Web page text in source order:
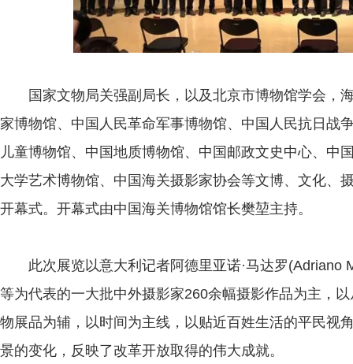
国家文物局关强副局长，以及北京市博物馆学会，
家博物馆、中国人民革命军事博物馆、中国人民抗日战
儿童博物馆、中国地质博物馆、中国邮政文史中心、中
大学艺术博物馆、中国海关摄影家协会等文博、文化、
开幕式。开幕式由中国海关博物馆馆长樊堃主持。
此次展览以意大利记者阿德里亚诺·马达罗(Adriano
等为代表的一大批中外摄影家260余幅摄影作品为主，
物展品为辅，以时间为主线，以贴近百姓生活的平民视
景的变化，反映了改革开放取得的伟大成就。